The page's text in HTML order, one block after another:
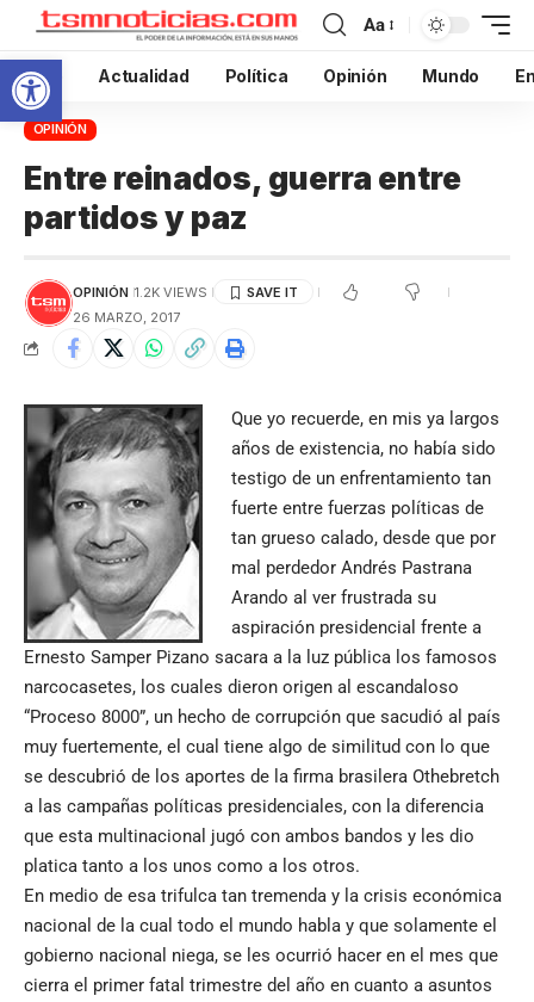
Abrir barra de herramientas
Aa
Inicio Actualidad Política Opinión Mundo
OPINIÓN
Entre reinados, guerra entre
partidos y paz
OPINIÓN 1.2K VIEWS
26 MARZO, 2017
Que yo recuerde, en mis ya largos
años de existencia, no había sido
testigo de un enfrentamiento tan
fuerte entre fuerzas políticas de
tan grueso calado, desde que por
mal perdedor Andrés Pastrana
Arando al ver frustrada su
aspiración presidencial frente a
Ernesto Samper Pizano sacara a la luz pública los famosos
narcocasetes, los cuales dieron origen al escandaloso
“Proceso 8000”, un hecho de corrupción que sacudió al país
muy fuertemente, el cual tiene algo de similitud con lo que
se descubrió de los aportes de la firma brasilera Othebretch
a las campañas políticas presidenciales, con la diferencia
que esta multinacional jugó con ambos bandos y les dio
platica tanto a los unos como a los otros.
En medio de esa trifulca tan tremenda y la crisis económica
nacional de la cual todo el mundo habla y que solamente el
gobierno nacional niega, se les ocurrió hacer en el mes que
cierra el primer fatal trimestre del año en cuanto a asuntos